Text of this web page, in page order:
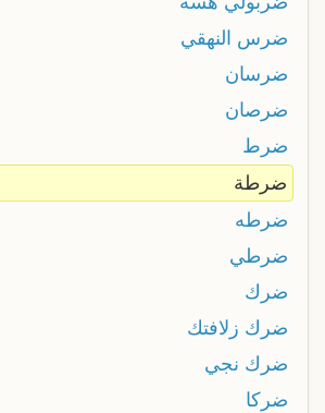
ضرس النهقي
ضرسان
ضرصان
ضرط
ضرطة
ضرطه
ضرطي
ضرك
ضرك زلافتك
ضرك نجي
ضركا